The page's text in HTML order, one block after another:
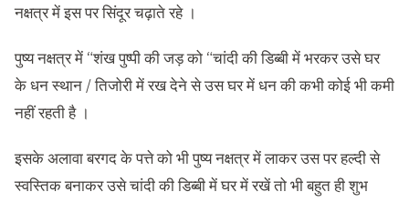
नक्षत्र में इस पर सिंदूर चढ़ाते रहे ।
पुष्य नक्षत्र में “शंख पुष्पी की जड़ को “चांदी की डिब्बी में भरकर उसे घर
के धन स्थान / तिजोरी में रख देने से उस घर में धन की कभी कोई भी कमी
नहीं रहती है ।
इसके अलावा बरगद के पत्ते को भी पुष्य नक्षत्र में लाकर उस पर हल्दी से
स्वस्तिक बनाकर उसे चांदी की डिब्बी में घर में रखें तो भी बहुत ही शुभ